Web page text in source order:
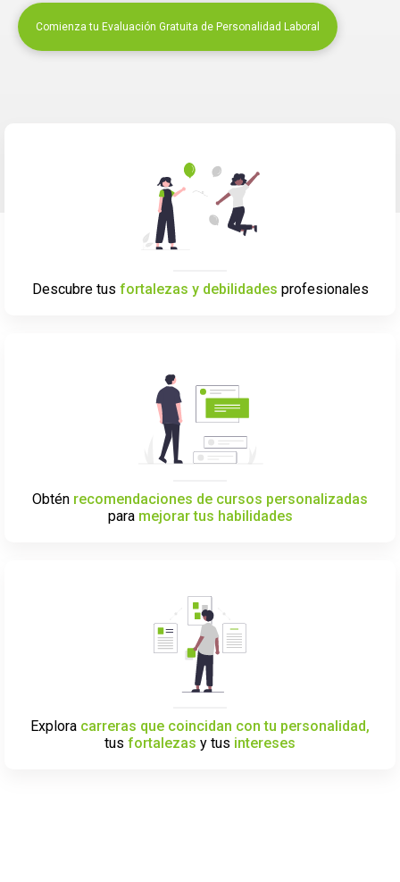
Comienza tu Evaluación Gratuita de Personalidad Laboral
Descubre tus fortalezas y debilidades profesionales
Obtén recomendaciones de cursos personalizadas
para mejorar tus habilidades
Explora carreras que coincidan con tu personalidad,
tus fortalezas y tus intereses